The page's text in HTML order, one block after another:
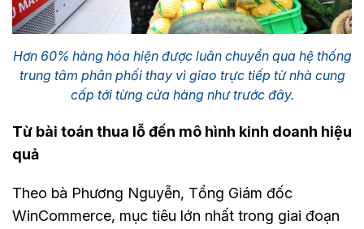
Hơn 60% hàng hóa hiện được luân chuyển qua hệ thống
trung tâm phân phối thay vì giao trực tiếp từ nhà cung
cấp tới từng cửa hàng như trước đây.
Từ bài toán thua lỗ đến mô hình kinh doanh hiệu
quả
Theo bà Phương Nguyễn, Tổng Giám đốc
WinCommerce, mục tiêu lớn nhất trong giai đoạn